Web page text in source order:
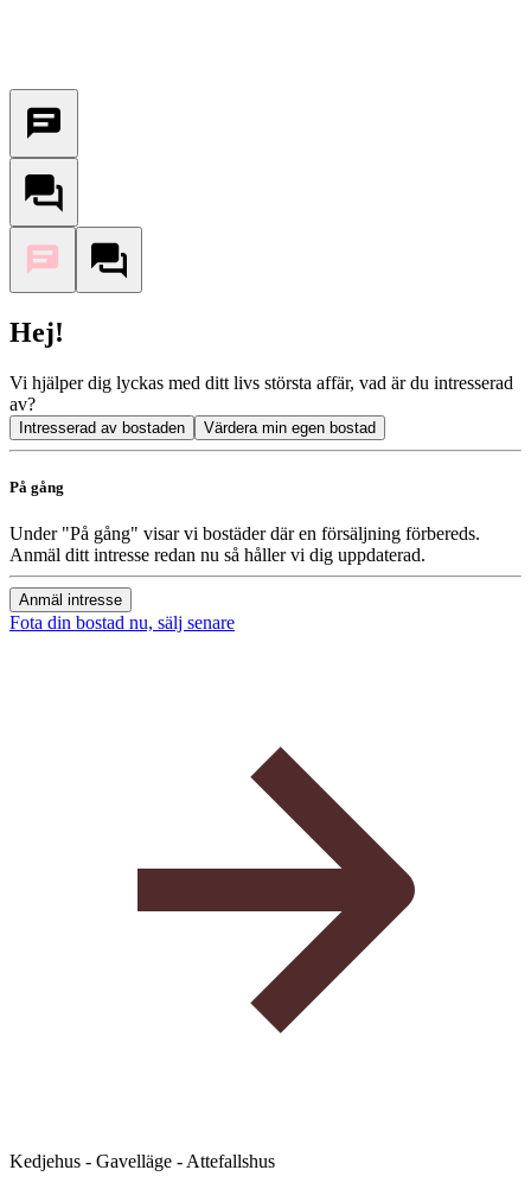
Hej!
Vi hjälper dig lyckas med ditt livs största affär, vad är du intresserad
av?
Intresserad av bostaden Värdera min egen bostad
På gång
Under "På gång" visar vi bostäder där en försäljning förbereds.
Anmäl ditt intresse redan nu så håller vi dig uppdaterad.
Anmäl intresse
Fota din bostad nu, sälj senare
Kedjehus - Gavelläge - Attefallshus